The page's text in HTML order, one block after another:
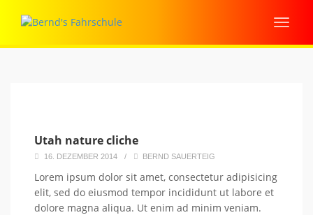
Utah nature cliche
16. DEZEMBER 2014 / BERND SAUERTEIG
Lorem ipsum dolor sit amet, consectetur adipisicing
elit, sed do eiusmod tempor incididunt ut labore et
dolore magna aliqua. Ut enim ad minim veniam.